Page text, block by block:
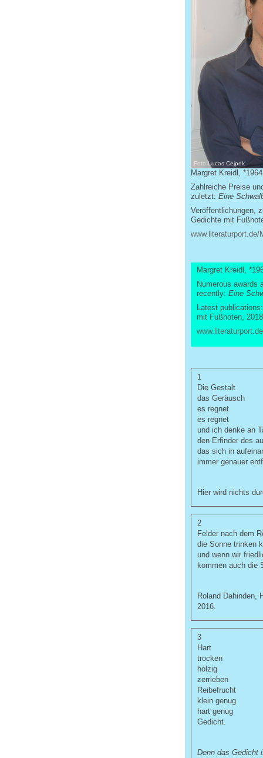
Foto Lucas Cejpek
Margret Kreidl,
Zahlreiche Preise
zuletzt: Eine
Veröffentlichungen,
Gedichte mit
www.literaturport.de/
Margret Kreidl,
Numerous awards
recently: Eine
Latest
mit Fußnoten,
1
Die Gestalt
das Geräusch
es regnet
es regnet
und ich denke an
den Erfinder des
das sich in
immer genauer
Hier wird nichts
2
Felder nach dem
die Sonne trinken
und wenn wir
kommen auch die
Roland Dahinden,
2016.
3
Hart
trocken
holzig
zerrieben
Reibefrucht
klein genug
hart genug
Gedicht.
Denn das Gedicht